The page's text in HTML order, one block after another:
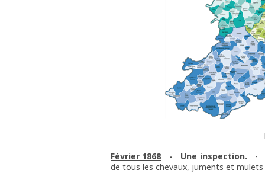
Février 1868 - Une inspection.
-
de tous les chevaux, juments et